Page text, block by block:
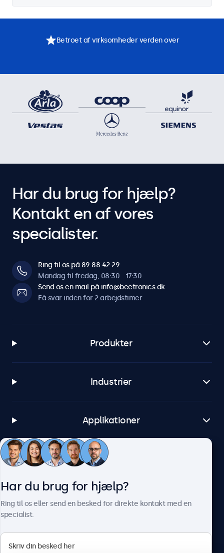
Betroet af virksomheder verden over
Har du brug for hjælp?
Kontakt en af vores
specialister.
Ring til os på 89 88 42 29
Mandag til fredag, 08:30 - 17:30
Send os en mail på info@beetronics.dk
Få svar inden for 2 arbejdstimer
Produkter
Industrier
Applikationer
Kundeservice
Har du brug for hjælp?
Ring til os eller send en besked for direkte kontakt med en
specialist.